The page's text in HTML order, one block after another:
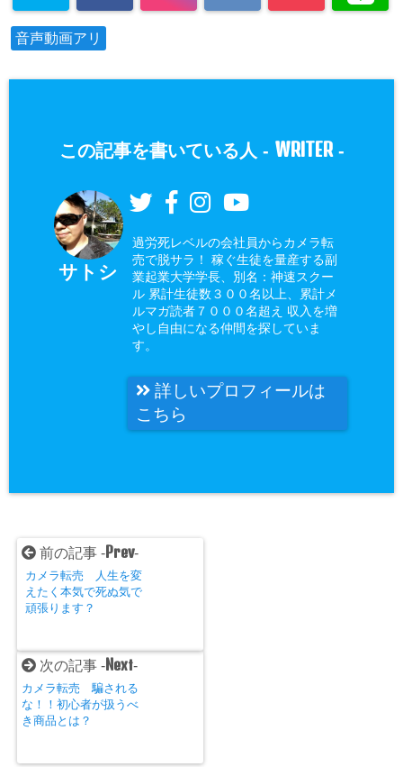
音声動画アリ
この記事を書いている人 - WRITER-
サトシ
過労死レベルの会社員からカメラ転
売で脱サラ！ 稼ぐ生徒を量産する副
業起業大学学長、別名：神速スクー
ル 累計生徒数３００名以上、累計メ
ルマガ読者７０００名超え 収入を増
やし自由になる仲間を探していま
す。
詳しいプロフィールは
こちら
前の記事 - Prev-
カメラ転売 人生を変
えたく本気で死ぬ気で
頑張ります？
次の記事 - Next-
カメラ転売 騙される
な！！初心者が扱うべ
き商品とは？